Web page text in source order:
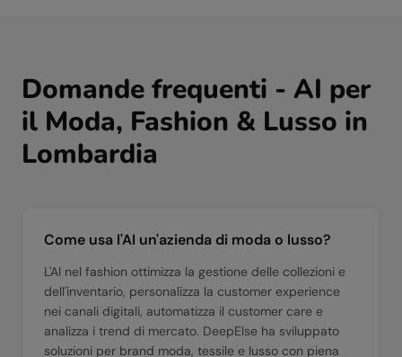
Domande frequenti - AI per
il Moda, Fashion & Lusso in
Lombardia
Come usa l'AI un'azienda di moda o lusso?
L'AI nel fashion ottimizza la gestione delle collezioni e
dell'inventario, personalizza la customer experience
nei canali digitali, automatizza il customer care e
analizza i trend di mercato. DeepElse ha sviluppato
soluzioni per brand moda, tessile e lusso con piena